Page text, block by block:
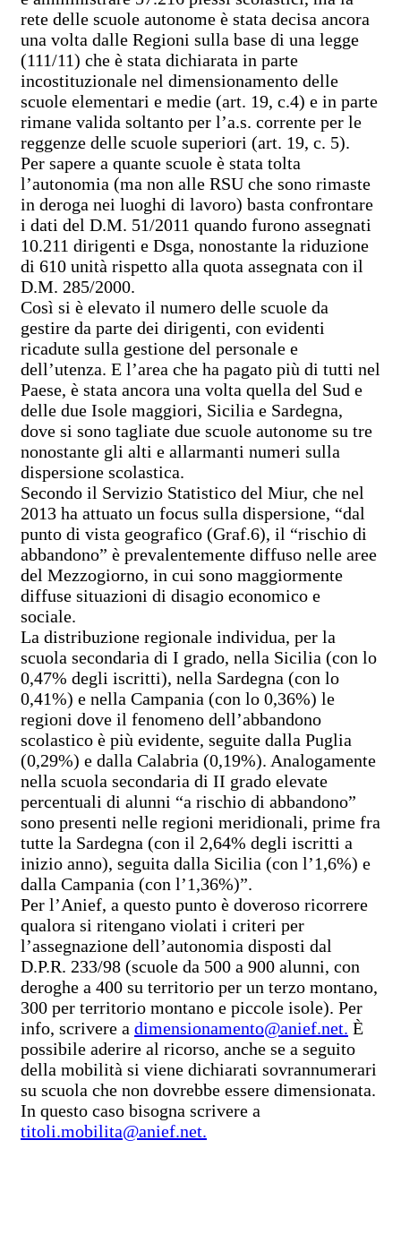
rete delle scuole autonome è stata decisa ancora
una volta dalle Regioni sulla base di una legge
(111/11) che è stata dichiarata in parte
incostituzionale nel dimensionamento delle
scuole elementari e medie (art. 19, c.4) e in parte
rimane valida soltanto per l’a.s. corrente per le
reggenze delle scuole superiori (art. 19, c. 5).
Per sapere a quante scuole è stata tolta
l’autonomia (ma non alle RSU che sono rimaste
in deroga nei luoghi di lavoro) basta confrontare
i dati del D.M. 51/2011 quando furono assegnati
10.211 dirigenti e Dsga, nonostante la riduzione
di 610 unità rispetto alla quota assegnata con il
D.M. 285/2000.
Così si è elevato il numero delle scuole da
gestire da parte dei dirigenti, con evidenti
ricadute sulla gestione del personale e
dell’utenza. E l’area che ha pagato più di tutti nel
Paese, è stata ancora una volta quella del Sud e
delle due Isole maggiori, Sicilia e Sardegna,
dove si sono tagliate due scuole autonome su tre
nonostante gli alti e allarmanti numeri sulla
dispersione scolastica.
Secondo il Servizio Statistico del Miur, che nel
2013 ha attuato un focus sulla dispersione, “dal
punto di vista geografico (Graf.6), il “rischio di
abbandono” è prevalentemente diffuso nelle aree
del Mezzogiorno, in cui sono maggiormente
diffuse situazioni di disagio economico e
sociale.
La distribuzione regionale individua, per la
scuola secondaria di I grado, nella Sicilia (con lo
0,47% degli iscritti), nella Sardegna (con lo
0,41%) e nella Campania (con lo 0,36%) le
regioni dove il fenomeno dell’abbandono
scolastico è più evidente, seguite dalla Puglia
(0,29%) e dalla Calabria (0,19%). Analogamente
nella scuola secondaria di II grado elevate
percentuali di alunni “a rischio di abbandono”
sono presenti nelle regioni meridionali, prime fra
tutte la Sardegna (con il 2,64% degli iscritti a
inizio anno), seguita dalla Sicilia (con l’1,6%) e
dalla Campania (con l’1,36%)”.
Per l’Anief, a questo punto è doveroso ricorrere
qualora si ritengano violati i criteri per
l’assegnazione dell’autonomia disposti dal
D.P.R. 233/98 (scuole da 500 a 900 alunni, con
deroghe a 400 su territorio per un terzo montano,
300 per territorio montano e piccole isole). Per
info, scrivere a dimensionamento@anief.net. È
possibile aderire al ricorso, anche se a seguito
della mobilità si viene dichiarati sovrannumerari
su scuola che non dovrebbe essere dimensionata.
In questo caso bisogna scrivere a
titoli.mobilita@anief.net.